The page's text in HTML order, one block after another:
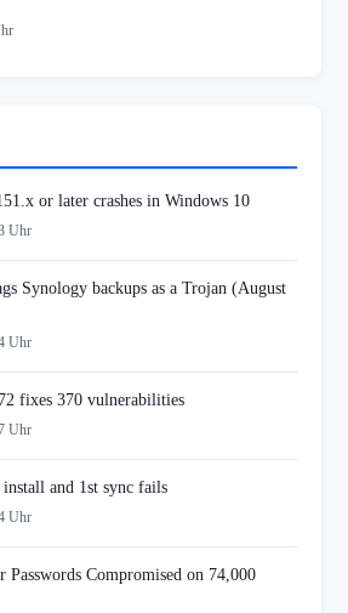
or later crashes in Windows 10
Uhr
Synology backups as a Trojan (August
Uhr
fixes 370 vulnerabilities
Uhr
and 1st sync fails
Uhr
Compromised on 74,000